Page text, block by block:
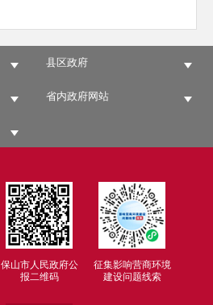
县区政府
省内政府网站
保山市人民政府公
报二维码
征集影响营商环境
建设问题线索